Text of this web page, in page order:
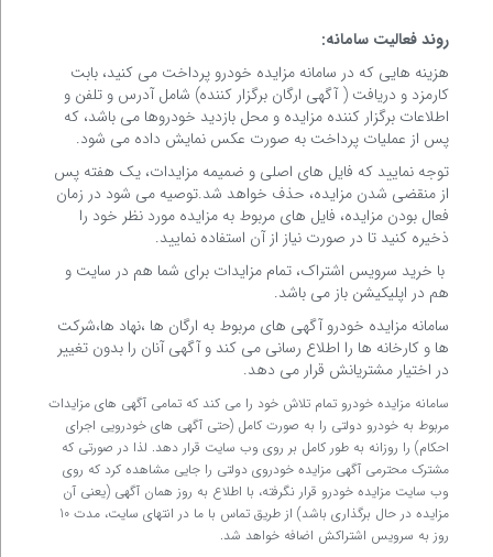
روند فعالیت سامانه:
هزینه هایی که در سامانه مزایده خودرو پرداخت می کنید، بابت
کارمزد و دریافت ( آگهی ارگان برگزار کننده) شامل آدرس و تلفن و
اطلاعات برگزار کننده مزایده و محل بازدید خودروها می باشد، که
پس از عملیات پرداخت به صورت عکس نمایش داده می شود.
توجه نمایید که فایل های اصلی و ضمیمه مزایدات، یک هفته پس
از منقضی شدن مزایده، حذف خواهد شد.توصیه می شود در زمان
فعال بودن مزایده، فایل های مربوط به مزایده مورد نظر خود را
ذخیره کنید تا در صورت نیاز از آن استفاده نمایید.
با خرید سرویس اشتراک، تمام مزایدات برای شما هم در سایت و
هم در اپلیکیشن باز می باشد.
سامانه مزایده خودرو آگهی های مربوط به ارگان ها ،نهاد ها،شرکت
ها و کارخانه ها را اطلاع رسانی می کند و آگهی آنان را بدون تغییر
در اختیار مشتریانش قرار می دهد.
سامانه مزایده خودرو تمام تلاش خود را می کند که تمامی آگهی های مزایدات
مربوط به خودرو دولتی را به صورت کامل (حتی آگهی های خودرویی اجرای
احکام) را روزانه به طور کامل بر روی وب سایت قرار دهد. لذا در صورتی که
مشترک محترمی آگهی مزایده خودروی دولتی را جایی مشاهده کرد که روی
وب سایت مزایده خودرو قرار نگرفته، با اطلاع به روز همان آگهی (یعنی آن
مزایده در حال برگذاری باشد) از طریق تماس با ما در انتهای سایت، مدت 10
روز به سرویس اشتراکش اضافه خواهد شد.